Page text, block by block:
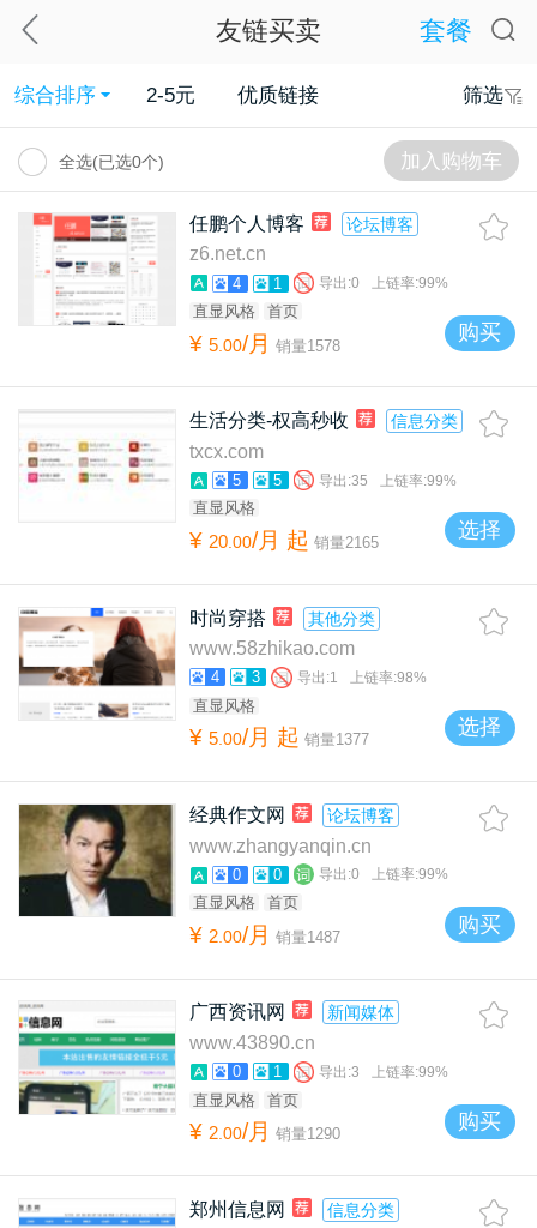
友链买卖 套餐
综合排序 2-5元 优质链接 筛选
全选(已选0个) 加入购物车
任鹏个人博客 论坛博客
z6.net.cn
4 1 导出:0 上链率:99%
直显风格 首页
¥ 5 .00/月 销量1578
购买
生活分类-权高秒收 信息分类
txcx.com
5 5 导出:35 上链率:99%
直显风格
¥ 20 .00/月 起 销量2165
选择
时尚穿搭 其他分类
www.58zhikao.com
4 3 导出:1 上链率:98%
直显风格
¥ 5.00/月 起 销量1377
选择
经典作文网 论坛博客
www.zhangyanqin.cn
0 0 导出:0 上链率:99%
直显风格 首页
¥ 2 .00/月 销量1487
购买
广西资讯网 新闻媒体
www.43890.cn
0 1 导出:3 上链率:99%
直显风格 首页
¥ 2.00/月 销量1290
购买
郑州信息网 信息分类